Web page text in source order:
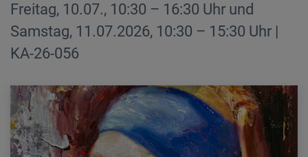
Freitag, 10.07., 10:30 – 16:30 Uhr und
Samstag, 11.07.2026, 10:30 – 15:30 Uhr |
KA-26-056